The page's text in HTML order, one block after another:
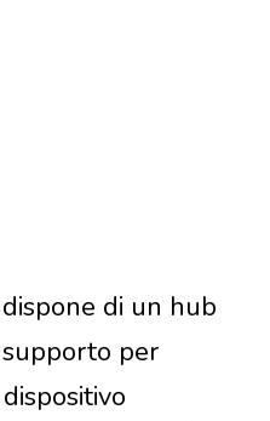
di un hub
per